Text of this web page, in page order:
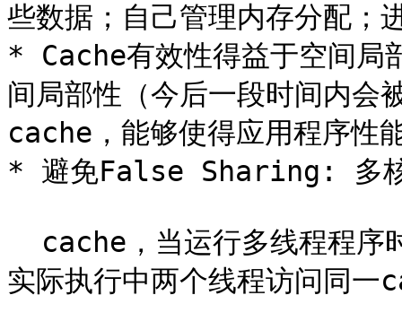
些数据；自己管理内存分配；
* Cache有效性得益于空间局
间局部性（今后一段时间内会
cache，能够使得应用程序性
* 避免False Sharing: 多核
实际执行中两个线程访问同一